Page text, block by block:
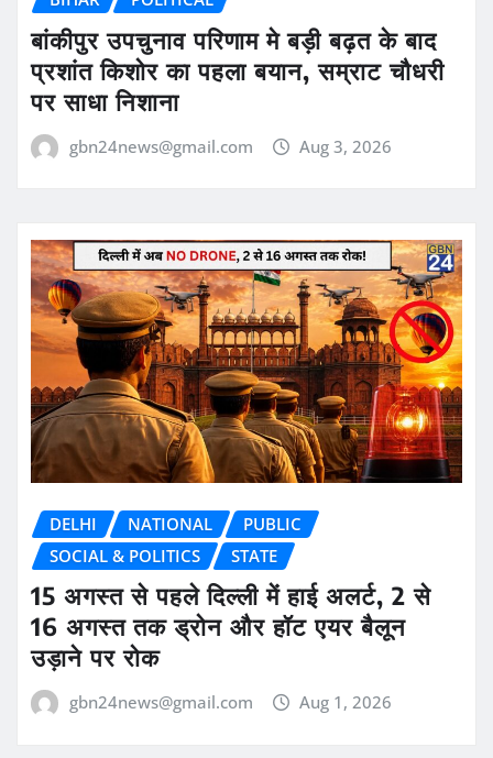
बांकीपुर उपचुनाव परिणाम मे बड़ी बढ़त के बाद
प्रशांत किशोर का पहला बयान, सम्राट चौधरी
पर साधा निशाना
gbn24news@gmail.com Aug 3, 2026
DELHI NATIONAL
PUBLIC
SOCIAL & POLITICS
STATE
15 अगस्त से पहले दिल्ली में हाई अलर्ट, 2 से
16 अगस्त तक ड्रोन और हॉट एयर बैलून
उड़ाने पर रोक
gbn24news@gmail.com Aug 1, 2026